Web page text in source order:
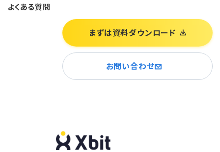
よくある質問
まずは資料ダウンロード
お問い合わせ